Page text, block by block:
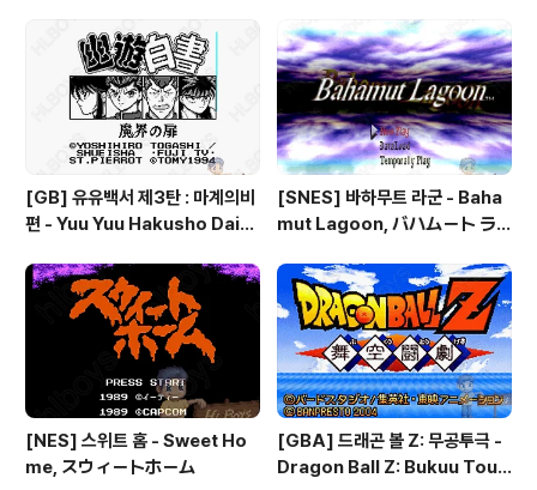
ム 聖魔の光石, 파이어 엠블렘:
더 세이크리드 스톤즈 - Fire Em
blem: The Sacred Stones
ズ ガンハザード
[GB] 유유백서 제3탄 : 마계의비
편 - Yuu Yuu Hakusho Dai-3
☆遊☆白書 第3弾 魔界の扉編
[SNES] 바하무트 라군 - Baha
mut Lagoon, バハムート ラ
[NES] 스위트 홈 - Sweet Ho
me, スウィートホーム
[GBA] 드래곤 볼 Z: 무공투극 -
Dragon Ball Z: Bukuu Toug